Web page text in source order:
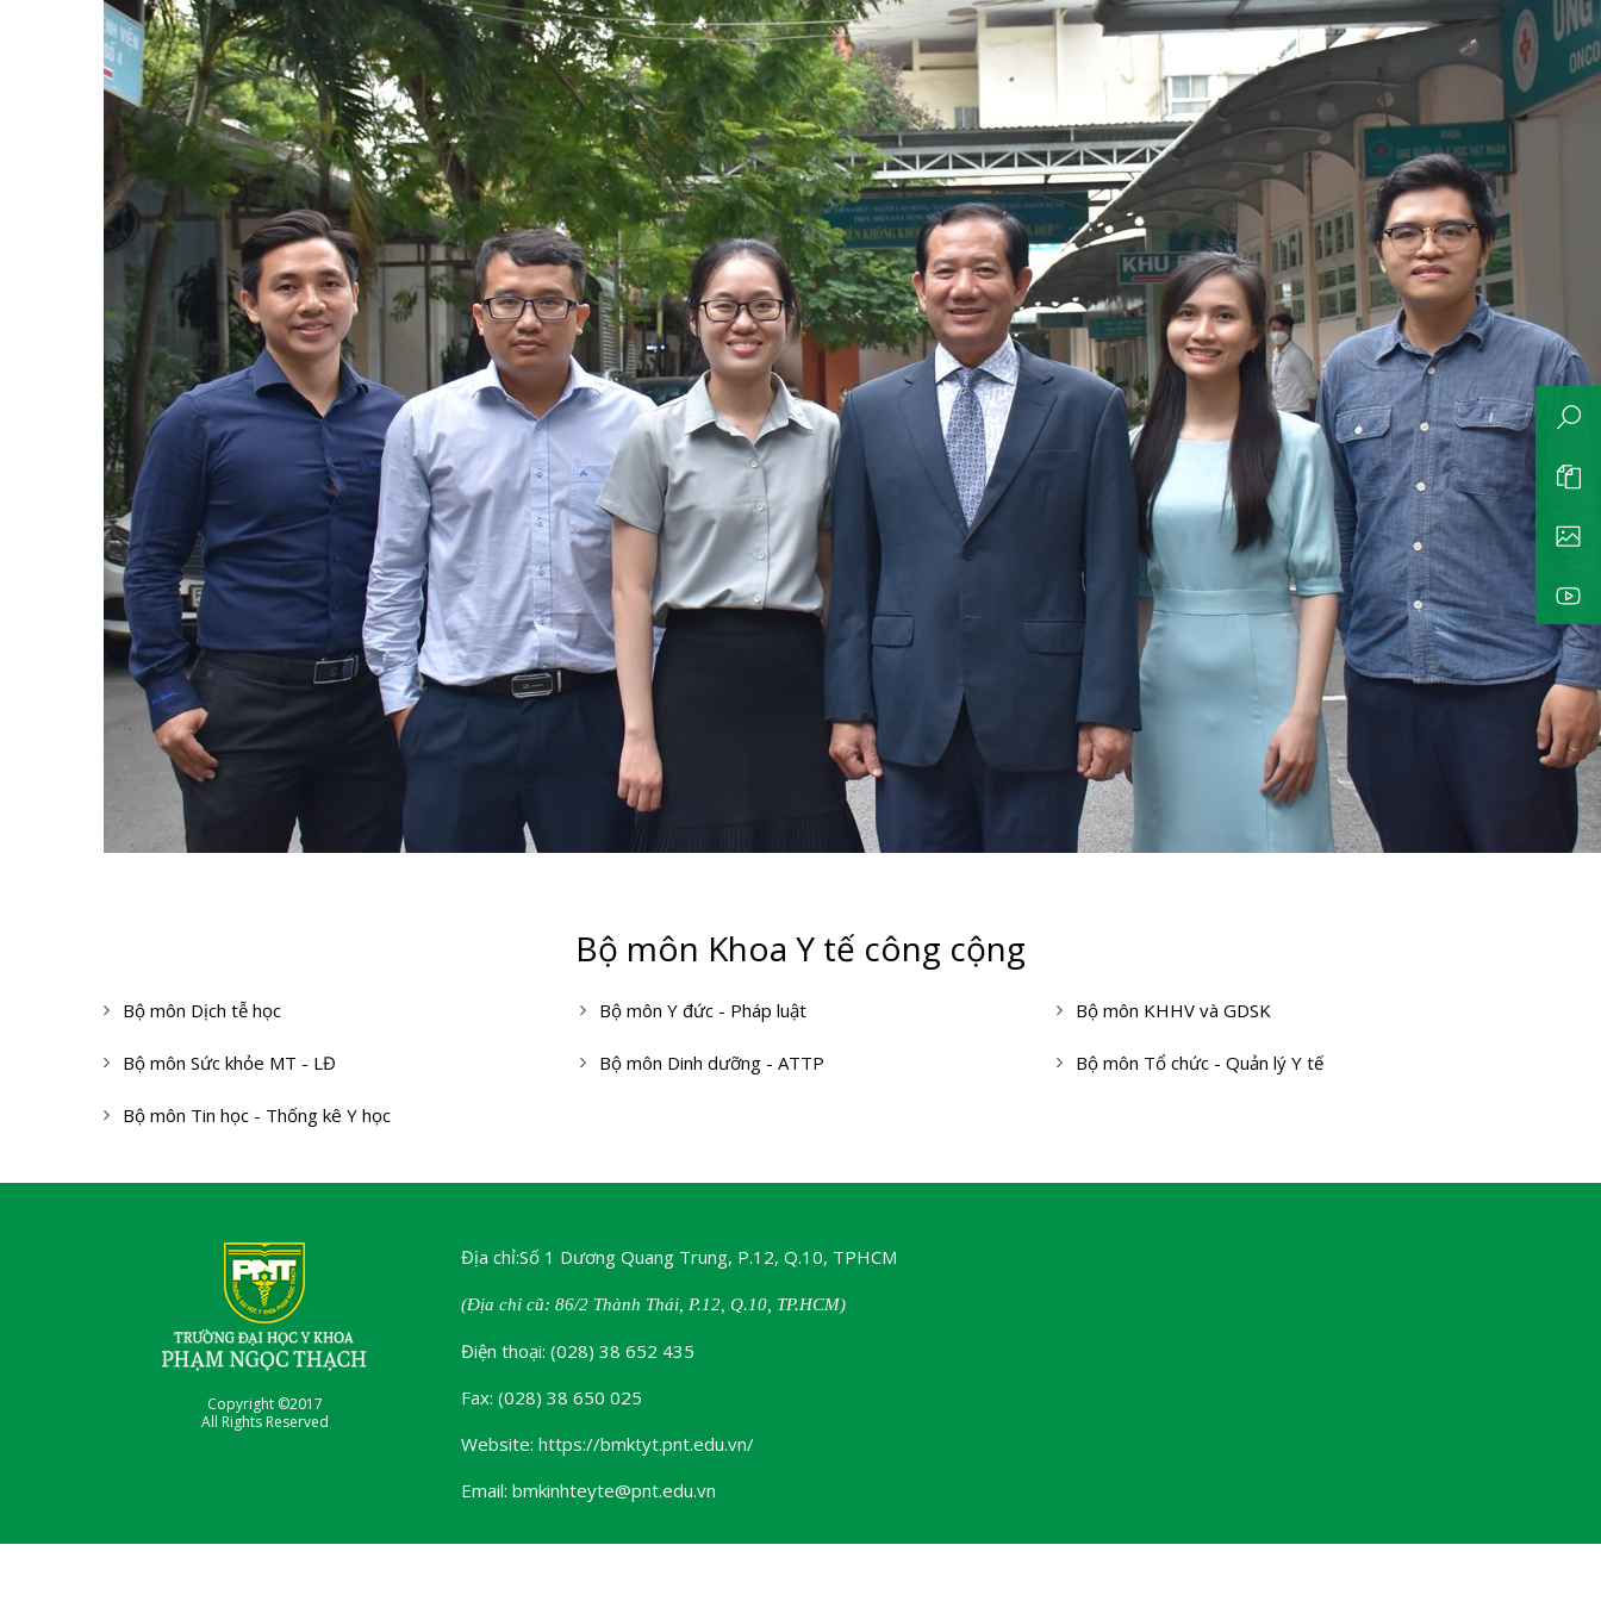
Bộ môn Khoa Y tế công cộng
Bộ môn Dịch tễ học Bộ môn Y đức - Pháp luật Bộ môn KHHV và GDSK
Bộ môn Sức khỏe MT - LĐ Bộ môn Dinh dưỡng - ATTP Bộ môn Tổ chức - Quản lý Y tế
Bộ môn Tin học - Thống kê Y học
Copyright ©2017
All Rights Reserved
Địa chỉ:Số 1 Dương Quang Trung, P.12, Q.10, TPHCM
(Địa chỉ cũ: 86/2 Thành Thái, P.12, Q.10, TP.HCM)
Điện thoại: (028) 38 652 435
Fax: (028) 38 650 025
Website: https://bmktyt.pnt.edu.vn/
Email: bmkinhteyte@pnt.edu.vn